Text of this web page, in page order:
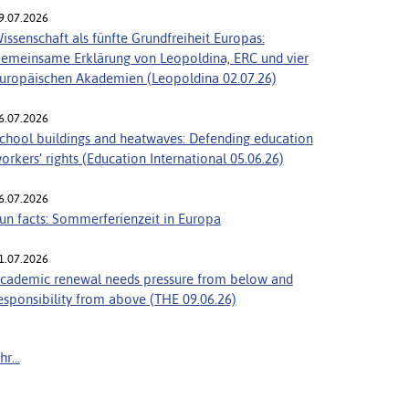
als fünfte Grundfreiheit Europas:
Erklärung von Leopoldina, ERC und vier
Akademien (Leopoldina 02.07.26)
buildings and heatwaves: Defending education
rights (Education International 05.06.26)
facts: Sommerferienzeit in Europa
renewal needs pressure from below and
from above (THE 09.06.26)